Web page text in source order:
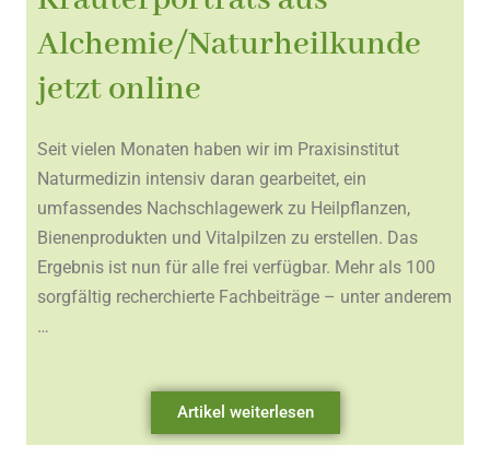
Alchemie/Naturheilkunde
jetzt online
Seit vielen Monaten haben wir im Praxisinstitut
Naturmedizin intensiv daran gearbeitet, ein
umfassendes Nachschlagewerk zu Heilpflanzen,
Bienenprodukten und Vitalpilzen zu erstellen. Das
Ergebnis ist nun für alle frei verfügbar. Mehr als 100
sorgfältig recherchierte Fachbeiträge – unter anderem
…
Artikel weiterlesen